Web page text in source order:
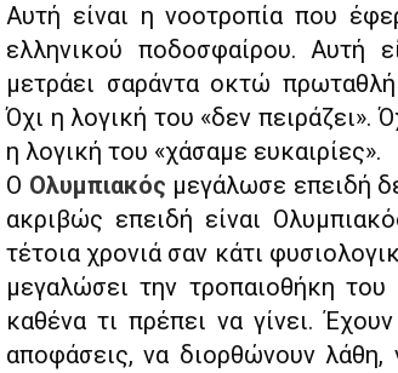
Αυτή είναι η νοοτροπία που
ελληνικού ποδοσφαίρου. Αυτή
μετράει σαράντα οκτώ
Όχι η λογική του «δεν πειράζει».
η λογική του «χάσαμε ευκαιρίες».
Ο Ολυμπιακός μεγάλωσε επειδή
ακριβώς επειδή είναι
τέτοια χρονιά σαν κάτι
μεγαλώσει την τροπαιοθήκη
καθένα τι πρέπει να γίνει.
αποφάσεις, να διορθώνουν λάθη,